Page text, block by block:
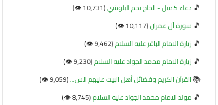
🎵 دعاء كميل - الحاج نجم البلوشي(10,731 👁️)
🎵 سورة آل عمران(10,117 👁️)
🎵 زيارة الامام الباقر عليه السلام(9,462 👁️)
🎵 زيارة الامام محمد الجواد عليه السلام(9,230 👁️)
📚القرآن الكريم وفضائل أهل البيت عليهم الس...(9,059 👁️)
🎵 مولد الامام محمد الجواد عليه السلام(8,745 👁️)